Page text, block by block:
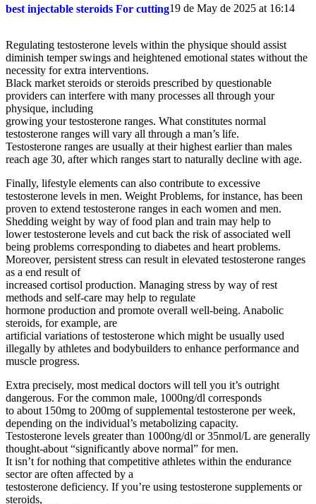
best injectable steroids For cutting19 de May de 2025 at 16:14
Regulating testosterone levels within the physique should assist
diminish temper swings and heightened emotional states without the
necessity for extra interventions.
Black market steroids or steroids prescribed by questionable
providers can interfere with many processes all through your
physique, including
growing your testosterone ranges. What constitutes normal
testosterone ranges will vary all through a man’s life.
Testosterone ranges are usually at their highest earlier than males
reach age 30, after which ranges start to naturally decline with age.
Finally, lifestyle elements can also contribute to excessive
testosterone levels in men. Weight Problems, for instance, has been
proven to extend testosterone ranges in each women and men.
Shedding weight by way of food plan and train may help to
lower testosterone levels and cut back the risk of associated well
being problems corresponding to diabetes and heart problems.
Moreover, persistent stress can result in elevated testosterone ranges
as a end result of
increased cortisol production. Managing stress by way of rest
methods and self-care may help to regulate
hormone production and promote overall well-being. Anabolic
steroids, for example, are
artificial variations of testosterone which might be usually used
illegally by athletes and bodybuilders to enhance performance and
muscle progress.
Extra precisely, most medical doctors will tell you it’s outright
dangerous. For the common male, 1000ng/dl corresponds
to about 150mg to 200mg of supplemental testosterone per week,
depending on the individual’s metabolizing capacity.
Testosterone levels greater than 1000ng/dl or 35nmol/L are generally
thought-about “significantly above normal” for men.
It isn’t for nothing that competitive athletes within the endurance
sector are often affected by a
testosterone deficiency. If you’re using testosterone supplements or
steroids,